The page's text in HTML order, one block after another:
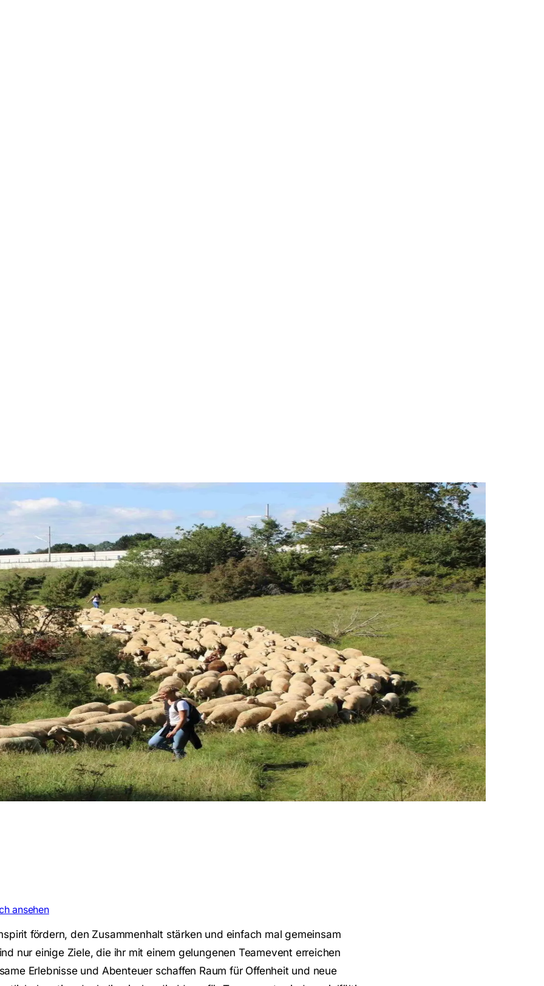
ansehen
fördern, den Zusammenhalt stärken und einfach mal gemeinsam
nur einige Ziele, die ihr mit einem gelungenen Teamevent erreichen
Erlebnisse und Abenteuer schaffen Raum für Offenheit und neue